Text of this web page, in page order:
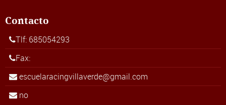
Contacto
Tlf: 685054293
Fax:
escuelaracingvillaverde@gmail.com
no